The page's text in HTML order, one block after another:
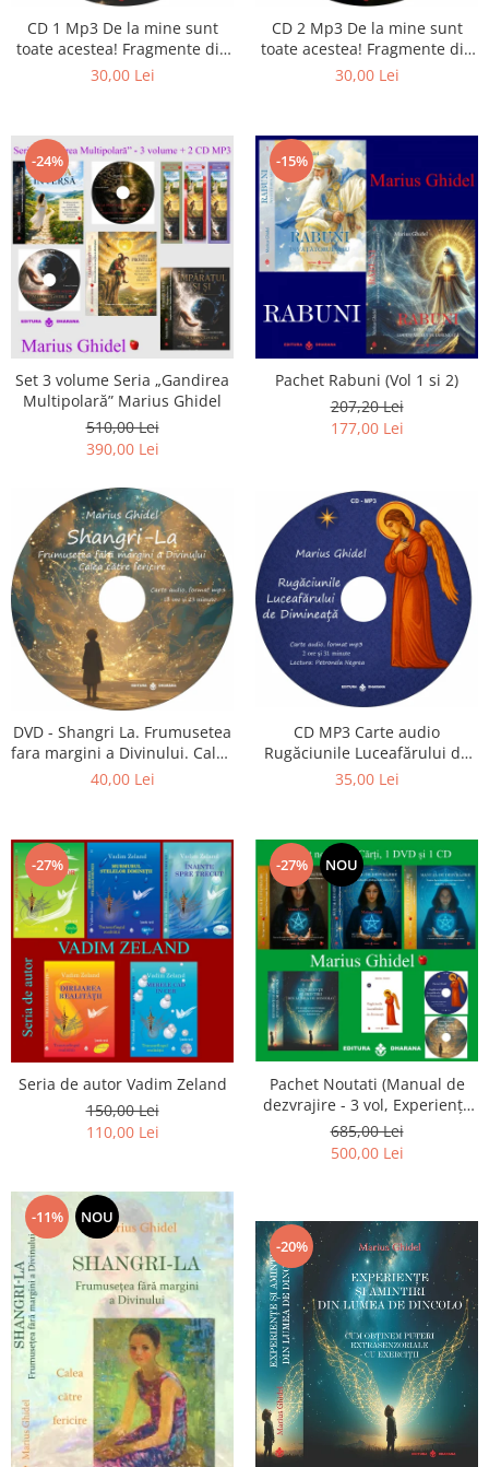
Literatura
Psihologie
Stiinta
CD 1 Mp3 De la mine sunt
toate acestea! Fragmente din
cărțile lui Marius Ghidel
30,00 Lei
CD 2 Mp3 De la mine sunt
toate acestea! Fragmente din
cărțile lui Marius Ghidel
30,00 Lei
-24%
Set 3 volume Seria „Gandirea
Multipolară” Marius Ghidel
510,00 Lei
390,00 Lei
-15%
Pachet Rabuni (Vol 1 si 2)
207,20 Lei
177,00 Lei
DVD - Shangri La. Frumusetea
fara margini a Divinului. Calea
catre fericire
40,00 Lei
CD MP3 Carte audio
Rugăciunile Luceafărului de
dimineață
35,00 Lei
-27%
Seria de autor Vadim Zeland
150,00 Lei
110,00 Lei
-27% NOU
Pachet Noutati (Manual de
dezvrajire - 3 vol, Experiențe
și amintiri, Rugăciunile
Luceafarului de dimineata) -
Marius Ghidel
685,00 Lei
500,00 Lei
-11% NOU
-20%